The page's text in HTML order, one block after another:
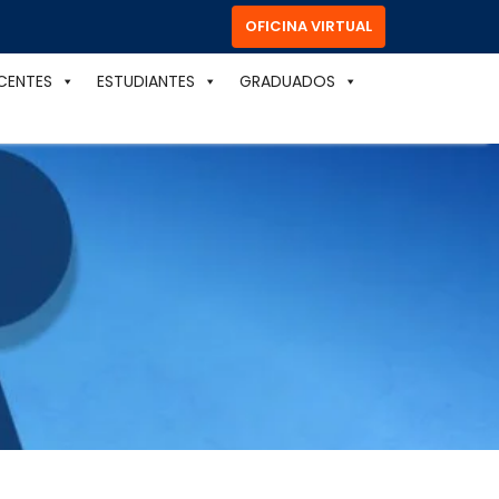
OFICINA VIRTUAL
ESTUDIANTES GRADUADOS